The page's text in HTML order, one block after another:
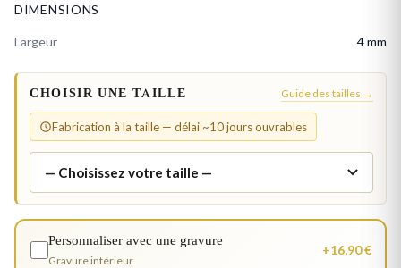
DIMENSIONS
Largeur 4 mm
CHOISIR UNE TAILLE Guide des tailles →
Fabrication à la taille — délai ~10 jours ouvrables
Personnaliser avec une gravure
Gravure intérieur
+16,90 €